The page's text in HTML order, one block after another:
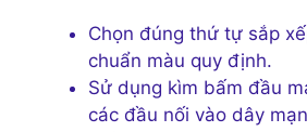
Chọn đúng thứ tự sắp
chuẩn màu quy định.
Sử dụng kìm bấm đầu
các đầu nối vào dây